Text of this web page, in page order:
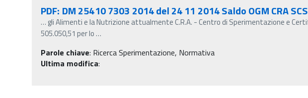
PDF: DM 25410 7303 2014 del 24 11 2014 Saldo OGM CRA SCS
… gli Alimenti e la Nutrizione attualmente C.R.A. - Centro di Sperimentazione e
505.050,51 per lo…
Parole chiave: Ricerca Sperimentazione, Normativa
Ultima modifica: